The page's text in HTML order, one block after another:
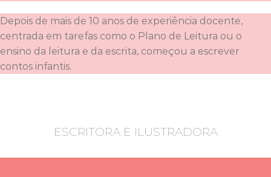
Depois de mais de 10 anos de experiência docente,
centrada em tarefas como o Plano de Leitura ou o
ensino da leitura e da escrita, começou a escrever
contos infantis.
ESCRITORA E ILUSTRADORA